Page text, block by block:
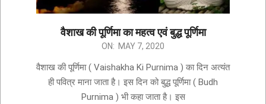
वैशाख की पूर्णिमा का महत्व एवं बुद्ध पूर्णिमा
ON: MAY 7, 2020
वैशाख की पूर्णिमा ( Vaishakha Ki Purnima ) का दिन अत्यंत
ही पवित्र माना जाता है। इस दिन को बुद्ध पूर्णिमा ( Budh
Purnima ) भी कहा जाता है। इस